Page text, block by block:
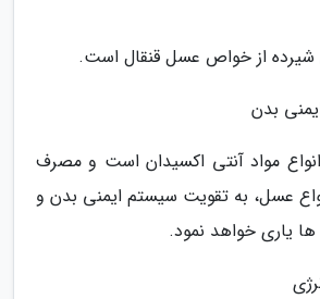
شیرده از خواص عسل قنقال است.
مواد آنتی اکسیدان است و مصرف
عسل، به تقویت سیستم ایمنی بدن و
یاری خواهد نمود.